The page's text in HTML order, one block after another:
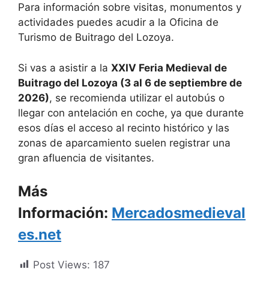
Para información sobre visitas, monumentos y
actividades puedes acudir a la Oficina de
Turismo de Buitrago del Lozoya.
Si vas a asistir a la XXIV Feria Medieval de
Buitrago del Lozoya (3 al 6 de septiembre de
2026), se recomienda utilizar el autobús o
llegar con antelación en coche, ya que durante
esos días el acceso al recinto histórico y las
zonas de aparcamiento suelen registrar una
gran afluencia de visitantes.
Más
Información: Mercadosmedieval
es.net
Post Views: 187